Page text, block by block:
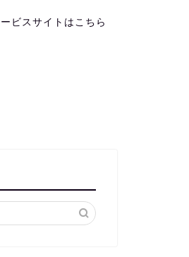
ビスサイトはこちら